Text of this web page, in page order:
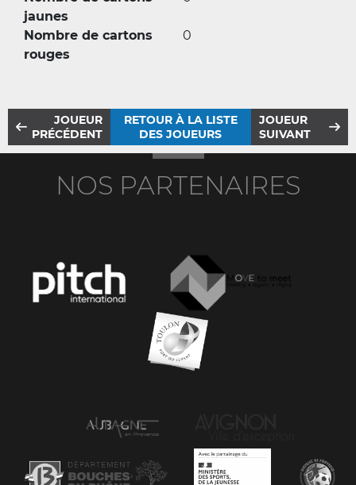
jaunes
Nombre de cartons
rouges
0
JOUEUR
PRÉCÉDENT
RETOUR À LA LISTE
DES JOUEURS
JOUEUR
SUIVANT
NOS PARTENAIRES